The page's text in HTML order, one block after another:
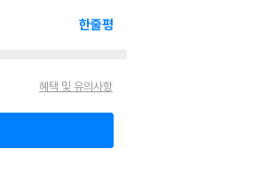
한줄평
혜택 및 유의사항